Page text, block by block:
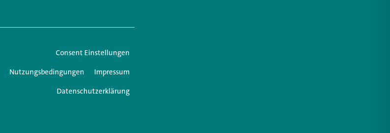
Consent Einstellungen
Nutzungsbedingungen
Impressum
Datenschutzerklärung